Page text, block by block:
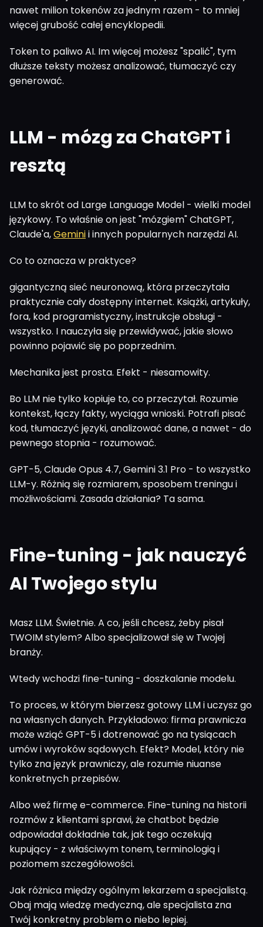
nawet milion tokenów za jednym razem - to mniej
więcej grubość całej encyklopedii.
Token to paliwo AI. Im więcej możesz "spalić", tym
dłuższe teksty możesz analizować, tłumaczyć czy
generować.
LLM - mózg za ChatGPT i
resztą
LLM to skrót od Large Language Model - wielki model
językowy. To właśnie on jest "mózgiem" ChatGPT,
Claude'a,Geminii innych popularnych narzędzi AI.
Co to oznacza w praktyce?
gigantyczną sieć neuronową, która przeczytała
praktycznie cały dostępny internet. Książki, artykuły,
fora, kod programistyczny, instrukcje obsługi -
wszystko. I nauczyła się przewidywać, jakie słowo
powinno pojawić się po poprzednim.
Mechanika jest prosta. Efekt - niesamowity.
Bo LLM nie tylko kopiuje to, co przeczytał. Rozumie
kontekst, łączy fakty, wyciąga wnioski. Potrafi pisać
kod, tłumaczyć języki, analizować dane, a nawet - do
pewnego stopnia - rozumować.
GPT-5, Claude Opus 4.7, Gemini 3.1 Pro - to wszystko
LLM-y. Różnią się rozmiarem, sposobem treningu i
możliwościami. Zasada działania? Ta sama.
Fine-tuning - jak nauczyć
AI Twojego stylu
Masz LLM. Świetnie. A co, jeśli chcesz, żeby pisał
TWOIM stylem? Albo specjalizował się w Twojej
branży.
Wtedy wchodzi fine-tuning - doszkalanie modelu.
To proces, w którym bierzesz gotowy LLM i uczysz go
na własnych danych. Przykładowo: firma prawnicza
może wziąć GPT-5 i dotrenować go na tysiącach
umów i wyroków sądowych. Efekt? Model, który nie
tylko zna język prawniczy, ale rozumie niuanse
konkretnych przepisów.
Albo weź firmę e-commerce. Fine-tuning na historii
rozmów z klientami sprawi, że chatbot będzie
odpowiadał dokładnie tak, jak tego oczekują
kupujący - z właściwym tonem, terminologią i
poziomem szczegółowości.
Jak różnica między ogólnym lekarzem a specjalistą.
Obaj mają wiedzę medyczną, ale specjalista zna
Twój konkretny problem o niebo lepiej.